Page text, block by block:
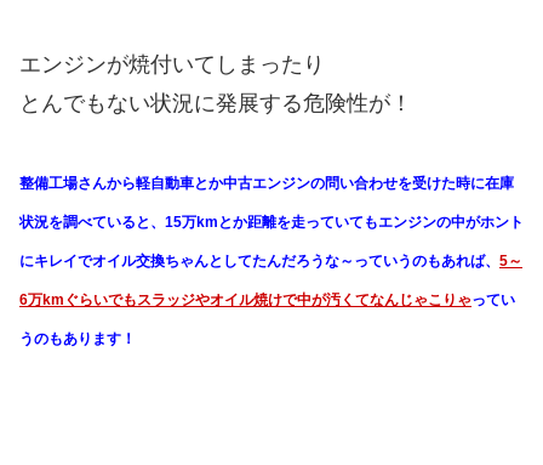
エンジンが焼付いてしまったり
とんでもない状況に発展する危険性が！
整備工場さんから軽自動車とか中古エンジンの問い合わせを受けた時に在庫
状況を調べていると、15万kmとか距離を走っていてもエンジンの中がホント
にキレイでオイル交換ちゃんとしてたんだろうな～っていうのもあれば、 5～
6万kmぐらいでもスラッジやオイル焼けで中が汚くてなんじゃこりゃってい
うのもあります！